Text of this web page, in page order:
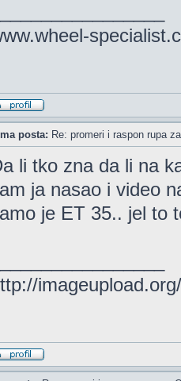
posta: Re: promeri i raspon rupa
li tko zna da li na
ja nasao i video
je ET 35.. jel to